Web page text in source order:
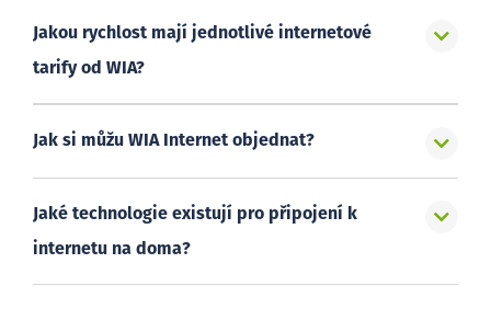
Jakou rychlost mají jednotlivé internetové
tarify od WIA?
Jak si můžu WIA Internet objednat?
Jaké technologie existují pro připojení k
internetu na doma?